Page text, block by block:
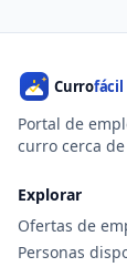
Portal de
curro cerca
Explorar
Ofertas de
Personas